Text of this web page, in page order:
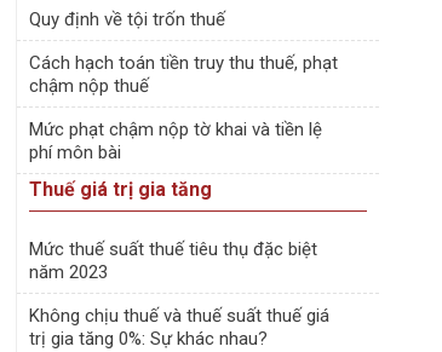
Quy định về tội trốn thuế
Cách hạch toán tiền truy thu thuế, phạt
chậm nộp thuế
Mức phạt chậm nộp tờ khai và tiền lệ
phí môn bài
Thuế giá trị gia tăng
Mức thuế suất thuế tiêu thụ đặc biệt
năm 2023
Không chịu thuế và thuế suất thuế giá
trị gia tăng 0%: Sự khác nhau?